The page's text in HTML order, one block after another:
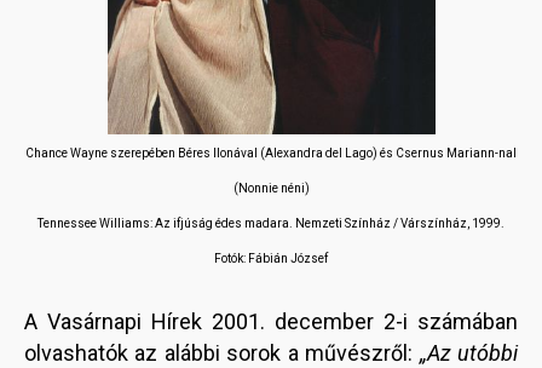
Chance Wayne szerepében Béres Ilonával (Alexandra del Lago) és Csernus Mariann-nal
(Nonnie néni)
Tennessee Williams: Az ifjúság édes madara. Nemzeti Színház / Várszínház, 1999.
Fotók: Fábián József
A Vasárnapi Hírek 2001. december 2-i számában
olvashatók az alábbi sorok a művészről: „Az utóbbi